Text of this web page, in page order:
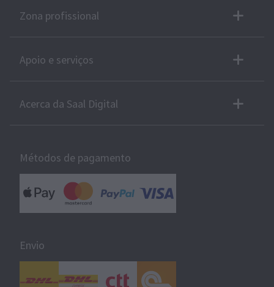
Zona profissional
Apoio e serviços
Acerca da Saal Digital
Métodos de pagamento
Envio